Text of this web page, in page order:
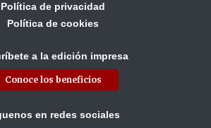
Política de privacidad
Política de cookies
a la edición impresa
Conoce los beneficios
en redes sociales